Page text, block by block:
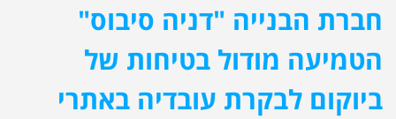
חברת הבנייה "דניה סיבוס"
הטמיעה מודול בטיחות של
ביוקום לבקרת עובדיה באתרי